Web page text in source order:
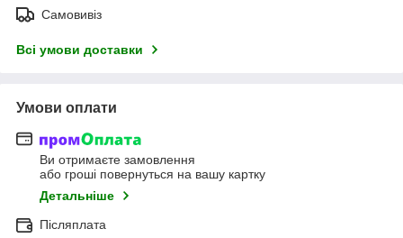
Самовивіз
Всі умови доставки
Умови оплати
Ви отримаєте замовлення
або гроші повернуться на вашу картку
Детальніше
Післяплата